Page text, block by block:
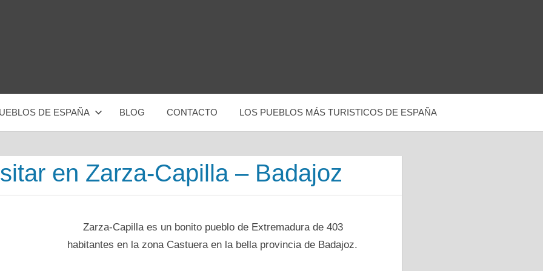
DE ESPAÑA BLOG CONTACTO LOS PUEBLOS MÁS TURISTICOS DE ESPAÑA
en Zarza-Capilla – Badajoz
Zarza-Capilla es un bonito pueblo dе Extremadura dе 403
habitantes en la zona Castuera en la bella provincia dе Badajoz.